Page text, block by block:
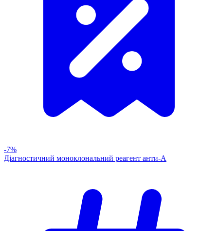
-7%
Діагностичний моноклональний реагент анти-А